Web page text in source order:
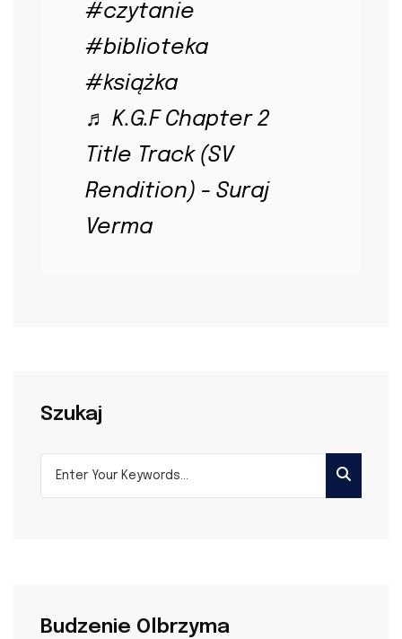
#czytanie
#biblioteka
#książka
♬ K.G.F Chapter 2
Title Track (SV
Rendition) - Suraj
Verma
Szukaj
Budzenie Olbrzyma